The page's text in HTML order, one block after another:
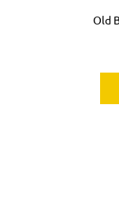
Old